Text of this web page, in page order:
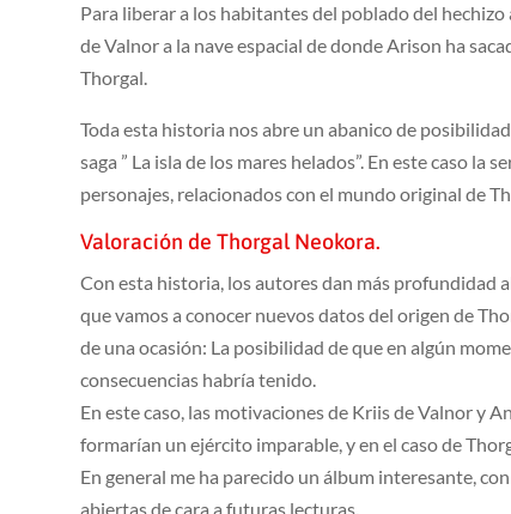
Para liberar a los habitantes del poblado del
de Valnor a la nave espacial de donde Arison ha
Thorgal.
Toda esta historia nos abre un abanico de
saga ” La isla de los mares helados”. En este caso la
personajes, relacionados con el mundo original de
Valoración de Thorgal Neokora.
Con esta historia, los autores dan más profundidad
que vamos a conocer nuevos datos del origen de
de una ocasión: La posibilidad de que en algún
consecuencias habría tenido.
En este caso, las motivaciones de Kriis de Valnor y
formarían un ejército imparable, y en el caso de
En general me ha parecido un álbum interesante,
abiertas de cara a futuras lecturas.